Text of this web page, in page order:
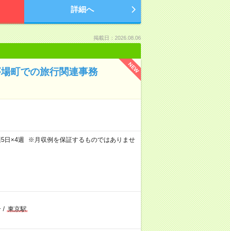
詳細へ
掲載日：2026.08.06
NEW
町での旅行関連事務
×4週 ※月収例を保証するものではありませ
/ 東京駅